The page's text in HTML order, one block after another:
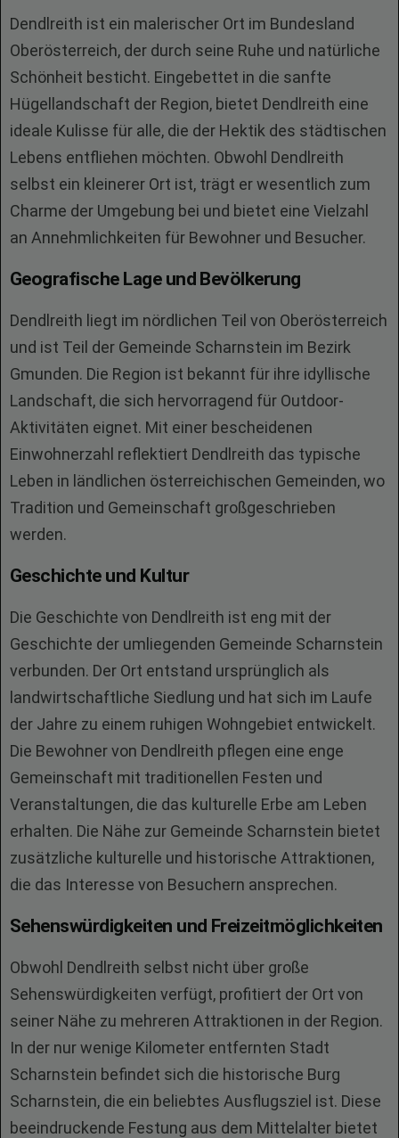
Dendlreith ist ein malerischer Ort im Bundesland
Oberösterreich, der durch seine Ruhe und natürliche
Schönheit besticht. Eingebettet in die sanfte
Hügellandschaft der Region, bietet Dendlreith eine
ideale Kulisse für alle, die der Hektik des städtischen
Lebens entfliehen möchten. Obwohl Dendlreith
selbst ein kleinerer Ort ist, trägt er wesentlich zum
Charme der Umgebung bei und bietet eine Vielzahl
an Annehmlichkeiten für Bewohner und Besucher.
Geografische Lage und Bevölkerung
Dendlreith liegt im nördlichen Teil von Oberösterreich
und ist Teil der Gemeinde Scharnstein im Bezirk
Gmunden. Die Region ist bekannt für ihre idyllische
Landschaft, die sich hervorragend für Outdoor-
Aktivitäten eignet. Mit einer bescheidenen
Einwohnerzahl reflektiert Dendlreith das typische
Leben in ländlichen österreichischen Gemeinden, wo
Tradition und Gemeinschaft großgeschrieben
werden.
Geschichte und Kultur
Die Geschichte von Dendlreith ist eng mit der
Geschichte der umliegenden Gemeinde Scharnstein
verbunden. Der Ort entstand ursprünglich als
landwirtschaftliche Siedlung und hat sich im Laufe
der Jahre zu einem ruhigen Wohngebiet entwickelt.
Die Bewohner von Dendlreith pflegen eine enge
Gemeinschaft mit traditionellen Festen und
Veranstaltungen, die das kulturelle Erbe am Leben
erhalten. Die Nähe zur Gemeinde Scharnstein bietet
zusätzliche kulturelle und historische Attraktionen,
die das Interesse von Besuchern ansprechen.
Sehenswürdigkeiten und Freizeitmöglichkeiten
Obwohl Dendlreith selbst nicht über große
Sehenswürdigkeiten verfügt, profitiert der Ort von
seiner Nähe zu mehreren Attraktionen in der Region.
In der nur wenige Kilometer entfernten Stadt
Scharnstein befindet sich die historische Burg
Scharnstein, die ein beliebtes Ausflugsziel ist. Diese
beeindruckende Festung aus dem Mittelalter bietet